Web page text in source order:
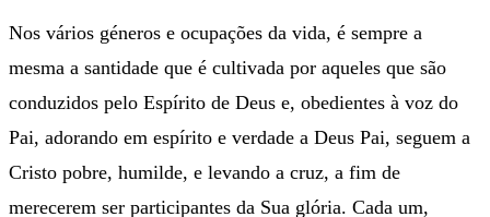
Nos vários géneros e ocupações da vida, é sempre a
mesma a santidade que é cultivada por aqueles que são
conduzidos pelo Espírito de Deus e, obedientes à voz do
Pai, adorando em espírito e verdade a Deus Pai, seguem a
Cristo pobre, humilde, e levando a cruz, a fim de
merecerem ser participantes da Sua glória. Cada um,